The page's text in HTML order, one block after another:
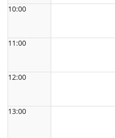
10:00
11:00
12:00
13:00